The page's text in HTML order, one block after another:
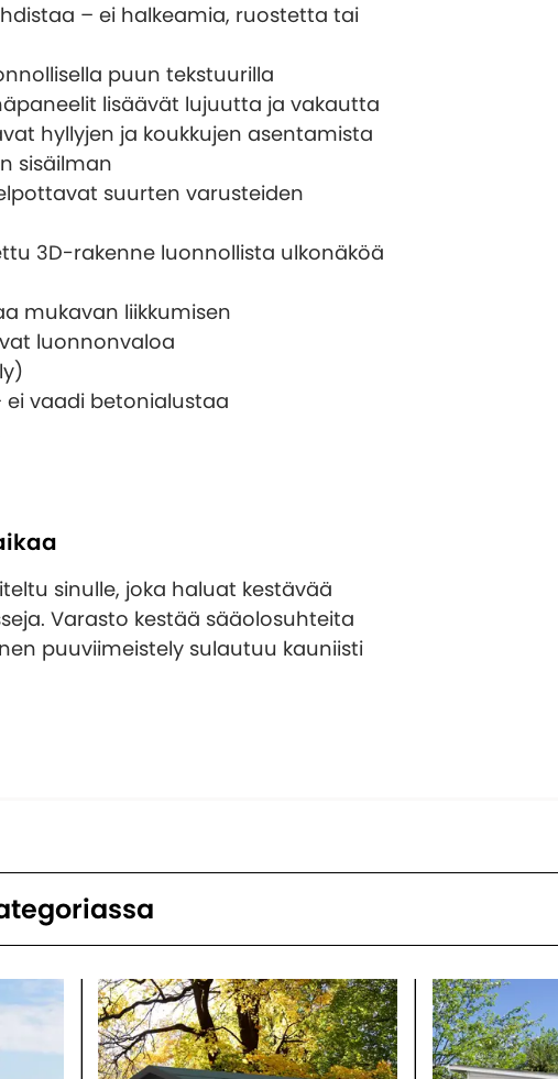
– ei halkeamia, ruostetta tai
puun tekstuurilla
lisäävät lujuutta ja vakautta
hyllyjen ja koukkujen asentamista
sisäilman
suurten varusteiden
3D-rakenne luonnollista ulkonäköä
mukavan liikkumisen
luonnonvaloa
ei vaadi betonialustaa
sinulle, joka haluat kestävää
Varasto kestää sääolosuhteita
puuviimeistely sulautuu kauniisti